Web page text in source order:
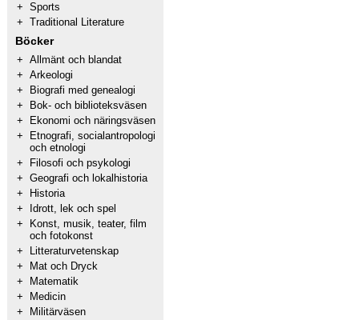
+ Sports
+ Traditional Literature
Böcker
+ Allmänt och blandat
+ Arkeologi
+
Biografi med genealogi
+
Bok- och biblioteksväsen
+
Ekonomi och näringsväsen
+
Etnografi, socialantropologi
och etnologi
+
Filosofi och psykologi
+ Geografi och lokalhistoria
+
Historia
+
Idrott, lek och spel
+
Konst, musik, teater, film
och fotokonst
+
Litteraturvetenskap
+
Mat och Dryck
+
Matematik
+
Medicin
+
Militärväsen